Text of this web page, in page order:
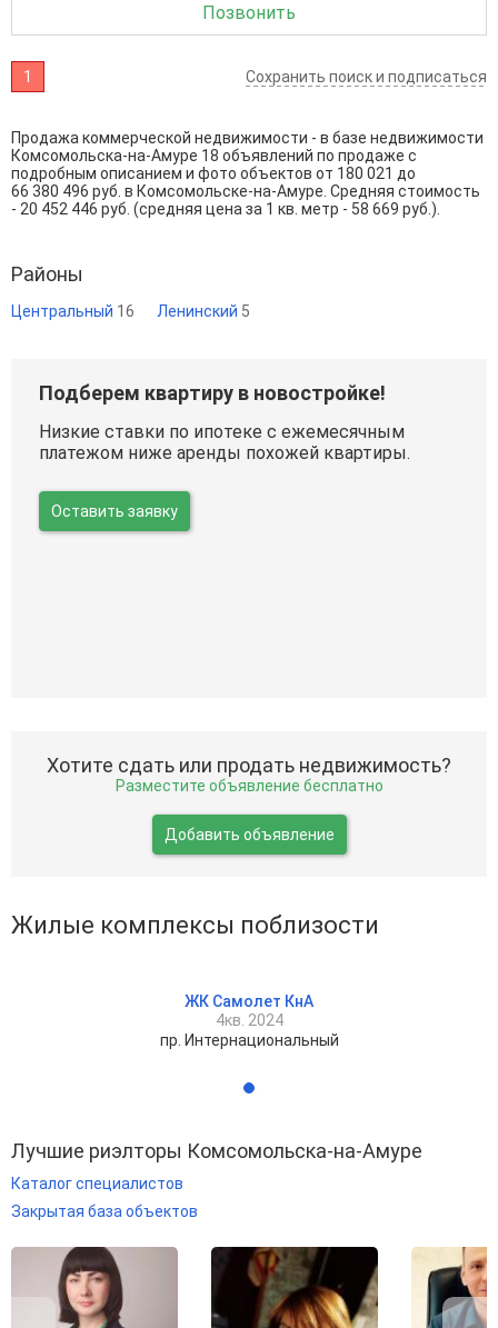
Позвонить
1 Сохранить поиск и подписаться
Продажа коммерческой недвижимости - в базе недвижимости
Комсомольска-на-Амуре 18 объявлений по продаже с
подробным описанием и фото объектов от 180 021 до
66 380 496 руб. в Комсомольске-на-Амуре. Средняя стоимость
- 20 452 446 руб. (средняя цена за 1 кв. метр - 58 669 руб.).
Районы
Центральный 16 Ленинский 5
Подберем квартиру в новостройке!
Низкие ставки по ипотеке с ежемесячным
платежом ниже аренды похожей квартиры.
Оставить заявку
Хотите сдать или продать недвижимость?
Разместите объявление бесплатно
Добавить объявление
Жилые комплексы поблизости
ЖК Самолет КнА
4кв. 2024
пр. Интернациональный
Лучшие риэлторы Комсомольска-на-Амуре
Каталог специалистов
Закрытая база объектов